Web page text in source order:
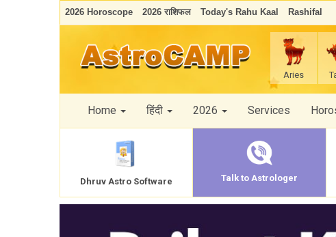
2026 Horoscope 2026 राशिफल Today's Rahu Kaal Rashifal
Aries
Home हिंदी 2026 Services
Dhruv Astro Software Talk to Astrologer